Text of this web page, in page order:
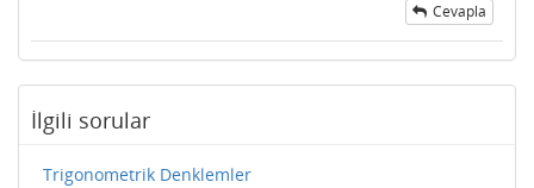
Cevapla
İlgili sorular
Trigonometrik Denklemler